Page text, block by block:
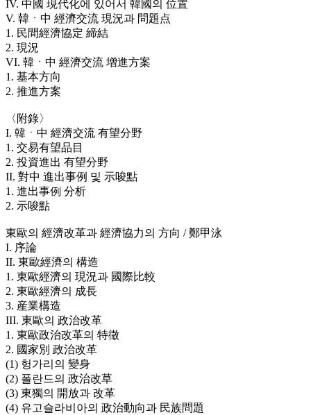
IV. 中國 現代化에 있어서 韓國의 位置
V. 韓ㆍ中 經濟交流 現況과 問題点
1. 民間經濟協定 締結
2. 現況
VI. 韓ㆍ中 經濟交流 增進方案
1. 基本方向
2. 推進方案
〈附錄〉
I. 韓ㆍ中 經濟交流 有望分野
1. 交易有望品目
2. 投資進出 有望分野
II. 對中 進出事例 및 示唆點
1. 進出事例 分析
2. 示唆點
東歐의 經濟改革과 經濟協力의 方向 / 鄭甲泳
I. 序論
II. 東歐經濟의 構造
1. 東歐經濟의 現況과 國際比較
2. 東歐經濟의 成長
3. 産業構造
III. 東歐의 政治改革
1. 東歐政治改革의 特徵
2. 國家別 政治改革
(1) 헝가리의 變身
(2) 폴란드의 政治改草
(3) 東獨의 開放과 改革
(4) 유고슬라비아의 政治動向과 民族問題